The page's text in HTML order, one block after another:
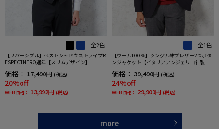
全2色
【リバーシブル】ベストシャドウストライプR
ESPECTNERO通年【スリムデザイン】
価格： 17,490円 (税込)
20%off
WEB価格： 13,992円 (税込)
全1色
【ウール100％】シングル紺ブレザー2つボタ
ンジャケット【イタリアアンジェリコ社製生
地】ネイビー無地リッケンバッカー通年
価格： 39,490円 (税込)
24%off
WEB価格： 29,900円 (税込)
more